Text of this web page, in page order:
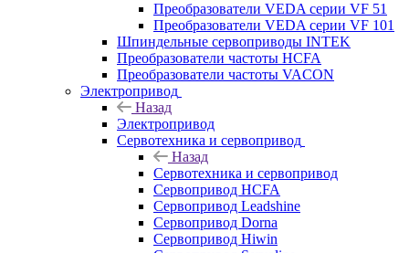
Преобразователи VEDA серии VF 51
Преобразователи VEDA серии VF 101
Шпиндельные сервоприводы INTEK
Преобразователи частоты HCFA
Преобразователи частоты VACON
Электропривод
Назад
Электропривод
Сервотехника и сервопривод
Назад
Сервотехника и сервопривод
Сервопривод HCFA
Сервопривод Leadshine
Сервопривод Dorna
Сервопривод Hiwin